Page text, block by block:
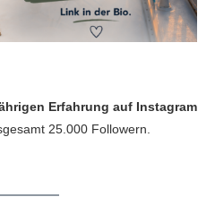
Erfahrung auf Instagram
25.000 Followern.